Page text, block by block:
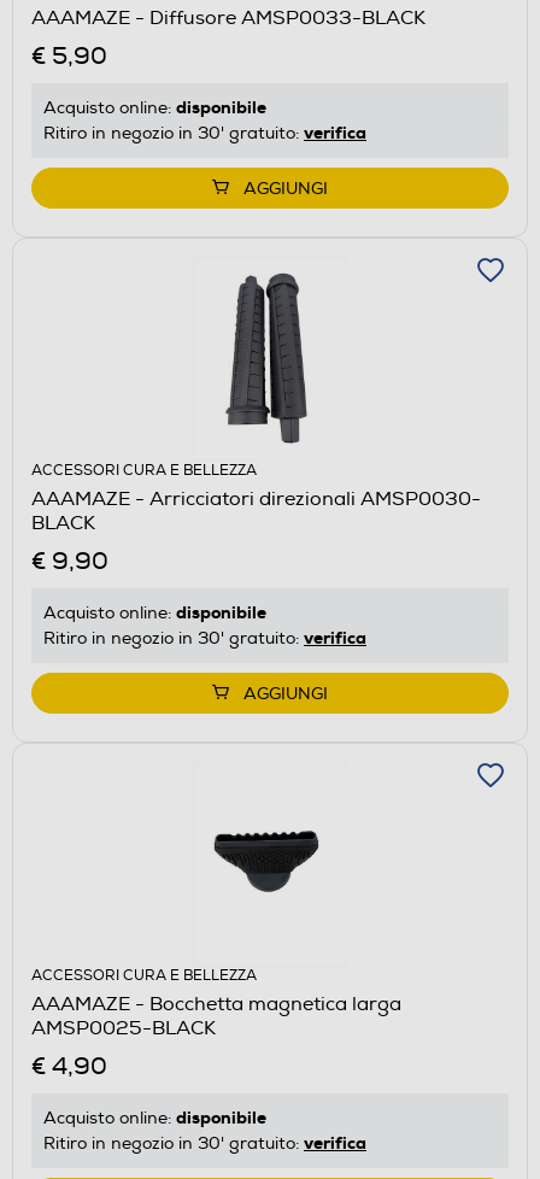
AAAMAZE - Diffusore AMSP0033-BLACK
€ 5,90
Acquisto online: disponibile
Ritiro in negozio in 30' gratuito: verifica
AGGIUNGI
ACCESSORI CURA E BELLEZZA
AAAMAZE - Arricciatori direzionali AMSP0030-
BLACK
€ 9,90
Acquisto online: disponibile
Ritiro in negozio in 30' gratuito: verifica
AGGIUNGI
ACCESSORI CURA E BELLEZZA
AAAMAZE - Bocchetta magnetica larga
AMSP0025-BLACK
€ 4,90
Acquisto online: disponibile
Ritiro in negozio in 30' gratuito: verifica